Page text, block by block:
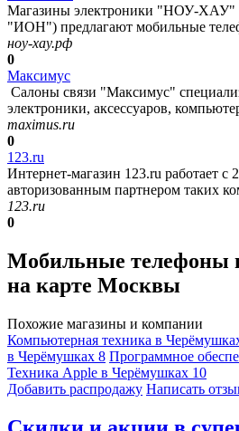
Магазины электроники "НОУ-ХАУ"
"ИОН") предлагают мобильные
ноу-хау.рф
0
Максимус
Салоны связи "Максимус"
электроники, аксессуаров,
maximus.ru
0
123.ru
Интернет-магазин 123.ru работает с
авторизованным партнером таких
123.ru
0
Мобильные телефоны
на карте Москвы
Похожие магазины и компании
Компьютерная техника в
в Черёмушках 8 Программное
Техника Apple в Черёмушках 10
Добавить раcпродажу Написать